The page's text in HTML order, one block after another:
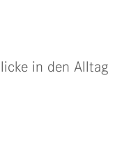
in den Alltag